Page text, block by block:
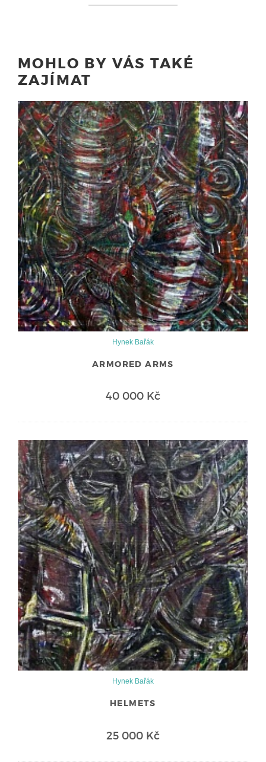
MOHLO BY VÁS TAKÉ
ZAJÍMAT
Hynek Bařák
ARMORED ARMS
40 000 Kč
Hynek Bařák
HELMETS
25 000 Kč